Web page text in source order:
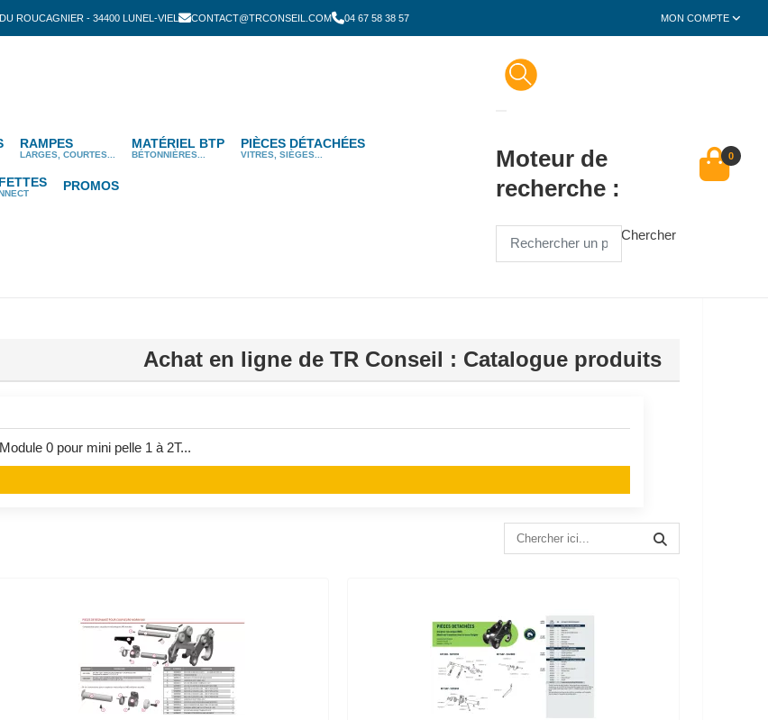
ROUCAGNIER - 34400 LUNEL-VIEL CONTACT@TRCONSEIL.COM 04 67 58 38 57 MON COMPTE
RAMPES
LARGES, COURTES...
MATÉRIEL BTP
BÉTONNIÈRES...
PIÈCES DÉTACHÉES
VITRES, SIÈGES...
PROMOS
Moteur de
recherche :
Chercher
0
Achat en ligne de TR Conseil : Catalogue produits
0 pour mini pelle 1 à 2T...